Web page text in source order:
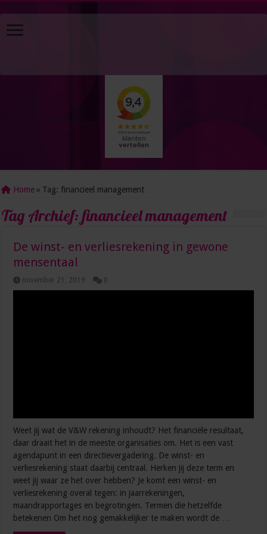
Home » Tag: financieel management
Tag Archief:financieel management
De winst- en verliesrekening in gewone
mensentaal
november 21, 2019 0
Weet jij wat de V&W rekening inhoudt? Het financiële resultaat,
daar draait het in de meeste organisaties om. Het is een vast
agendapunt in een directievergadering. De winst- en
verliesrekening staat daarbij centraal. Herken jij deze term en
weet jij waar ze het over hebben? Je komt een winst- en
verliesrekening overal tegen: in jaarrekeningen,
maandrapportages en begrotingen. Termen die hetzelfde
betekenen Om het nog gemakkelijker te maken wordt de …